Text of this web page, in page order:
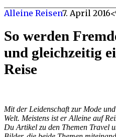
Alleine Reisen7. April 2016
So werden
und gleichzeitig
Reise
Mit der Leidenschaft zur Mode
Welt. Meistens ist er Alleine auf
Du Artikel zu den Themen Travel